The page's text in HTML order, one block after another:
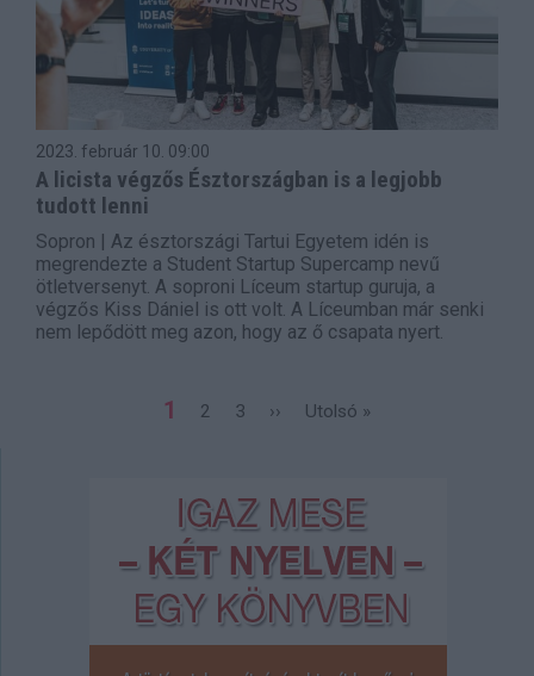
2023. február 10. 09:00
A licista végzős Észtországban is a legjobb
tudott lenni
Sopron | Az észtországi Tartui Egyetem idén is
megrendezte a Student Startup Supercamp nevű
ötletversenyt. A soproni Líceum startup guruja, a
végzős Kiss Dániel is ott volt. A Líceumban már senki
nem lepődött meg azon, hogy az ő csapata nyert.
Jelenlegi
1 Page
2 Page
3
Következő
››
Utolsó
Utolsó »